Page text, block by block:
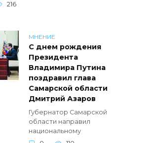
216
МНЕНИЕ
С днем рождения
Президента
Владимира Путина
поздравил глава
Самарской области
Дмитрий Азаров
Губернатор Самарской
области направил
национальному